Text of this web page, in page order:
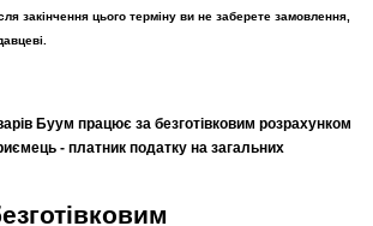
закінчення цього терміну ви не заберете замовлення,
Буум працює за безготівковим розрахунком
- платник податку на загальних